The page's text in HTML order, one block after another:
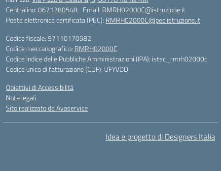
Centralino:0671280548 Email: RMRH02000C@istruzione.it
Posta elettronica certificata (PEC): RMRH02000C@pec.istruzione.it
Codice fiscale: 97110170582
Codice meccanografico: RMRH02000C
Codice Indice delle Pubbliche Amministrazioni (IPA): istsc_rmrh02000c
Codice unico di fatturazione (CUF): UFYVDD
Obiettivi di Accessibilità
Note legali
Sito realizzato da Avaservice
Idea e progetto di Designers Italia